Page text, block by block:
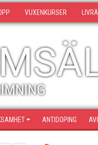
VUXENKURSER
ANTIDOPING